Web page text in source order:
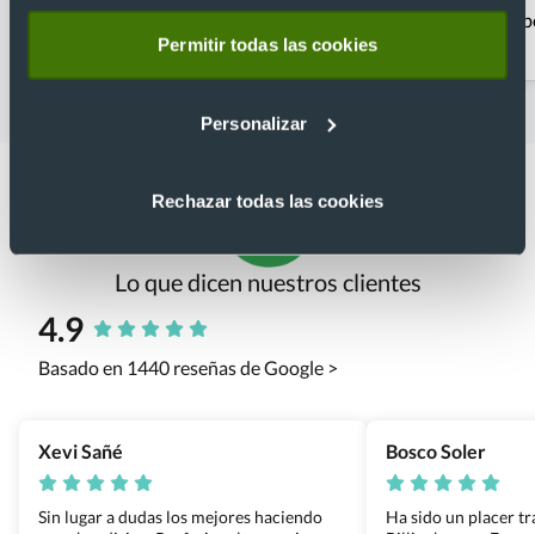
Permitir todas las cookies
Personalizar
Rechazar todas las cookies
Bolígrafos clásicos
Bolígrafos
personalizados con
Lo que dicen nuestros clientes
4.9
Basado en 1440 reseñas de Google >
Xevi Sañé
Sin lugar a dudas los mejores haciendo
Bosco Soler
Ha sido un placer